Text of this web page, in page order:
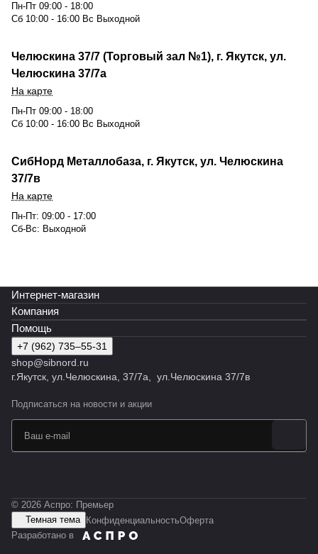
Пн-Пт 09:00 - 18:00
Сб 10:00 - 16:00 Вс Выходной
Челюскина 37/7 (Торговый зал №1), г. Якутск, ул.
Челюскина 37/7а
На карте
Пн-Пт 09:00 - 18:00
Сб 10:00 - 16:00 Вс Выходной
СибНорд Металлобаза, г. Якутск, ул. Челюскина
37/7в
На карте
Пн-Пт: 09:00 - 17:00
Сб-Вс: Выходной
Интернет-магазин
Компания
Помощь
+7 (962) 735‒55-31
shop@sibnord.ru
​г.Якутск, ул.Челюскина, 37/7а, ул.Челюскина 37/7в
Подписаться на новости и акции
© 2026 Аспро: Премьер
Темная тема КонфиденциальностьОферта
Разработано в